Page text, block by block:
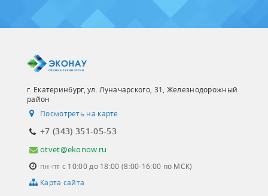
г. Екатеринбург, ул. Луначарского, 31, Железнодорожный
район
Посмотреть на карте
+7 (343) 351-05-53
otvet@ekonow.ru
пн-пт с 10:00 до 18:00 (8:00-16:00 по МСК)
Карта сайта